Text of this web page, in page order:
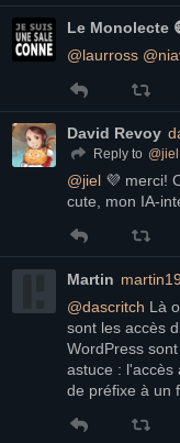
Le Monolecte
@laurross @
David Revoy
Reply to @jiel
@jiel 💜 merci!
cute, mon IA-
Martin
@dascritch Là
sont les accès
WordPress
astuce : l'accès
de préfixe à un